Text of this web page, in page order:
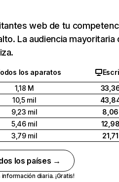
web de tu
La audiencia
los aparatos
1,18 M
10,5 mil
9,23 mil
5,46 mil
3,79 mil
los países →
diaria. ¡Gratis!